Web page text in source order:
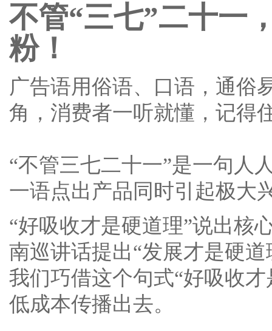
不管“三七”二十一
粉！
广告语用俗语、口语，通俗
角，消费者一听就懂，记得
“不管三七二十一”是一句人
一语点出产品同时引起极大
“好吸收才是硬道理”说出核
南巡讲话提出“发展才是硬
我们巧借这个句式“好吸收
低成本传播出去。